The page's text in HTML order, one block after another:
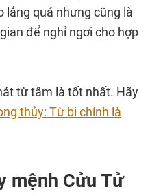
lắng quá nhưng cũng là
để nghỉ ngơi cho hợp
từ tâm là tốt nhất. Hãy
thủy: Từ bi chính là
mệnh Cửu Tử